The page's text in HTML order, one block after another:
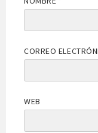
CORREO
WEB